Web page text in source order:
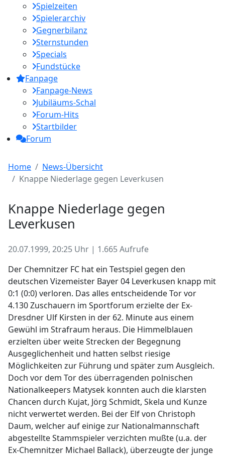
Spielzeiten
Spielerarchiv
Gegnerbilanz
Sternstunden
Specials
Fundstücke
Fanpage
Fanpage-News
Jubiläums-Schal
Forum-Hits
Startbilder
Forum
Home
News-Übersicht
Knappe Niederlage gegen Leverkusen
Knappe Niederlage gegen
Leverkusen
20.07.1999, 20:25 Uhr | 1.665 Aufrufe
Der Chemnitzer FC hat ein Testspiel gegen den
deutschen Vizemeister Bayer 04 Leverkusen knapp mit
0:1 (0:0) verloren. Das alles entscheidende Tor vor
4.130 Zuschauern im Sportforum erzielte der Ex-
Dresdner Ulf Kirsten in der 62. Minute aus einem
Gewühl im Strafraum heraus. Die Himmelblauen
erzielten über weite Strecken der Begegnung
Ausgeglichenheit und hatten selbst riesige
Möglichkeiten zur Führung und später zum Ausgleich.
Doch vor dem Tor des überragenden polnischen
Nationalkeepers Matysek konnten auch die klarsten
Chancen durch Kujat, Jörg Schmidt, Skela und Kunze
nicht verwertet werden. Bei der Elf von Christoph
Daum, welcher auf einige zur Nationalmannschaft
abgestellte Stammspieler verzichten mußte (u.a. der
Ex-Chemnitzer Michael Ballack), überzeugte der junge